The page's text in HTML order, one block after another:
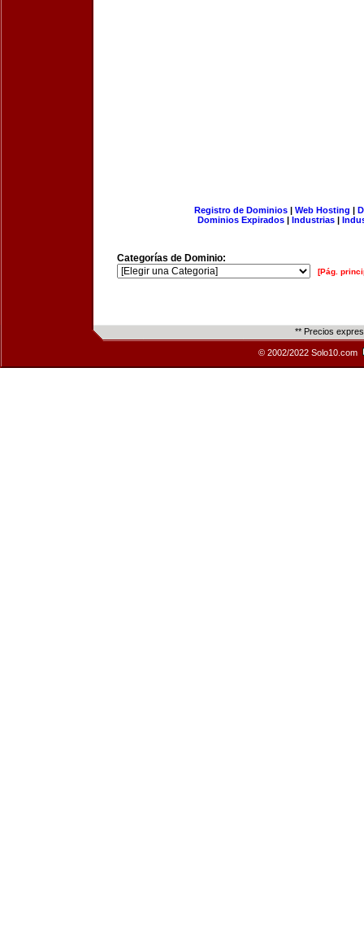
Registro de Dominios| Web Hosting |
Dominios Expirados | Industrias |
Categorías de Dominio:
[Pág.
** Precios
© 2002/2022 Solo10.com